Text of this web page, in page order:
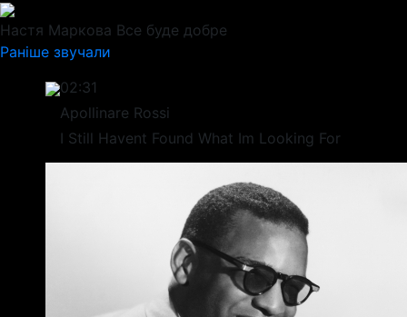
Настя Маркова Все буде добре
Раніше звучали
02:31
Apollinare Rossi
I Still Havent Found What Im Looking For